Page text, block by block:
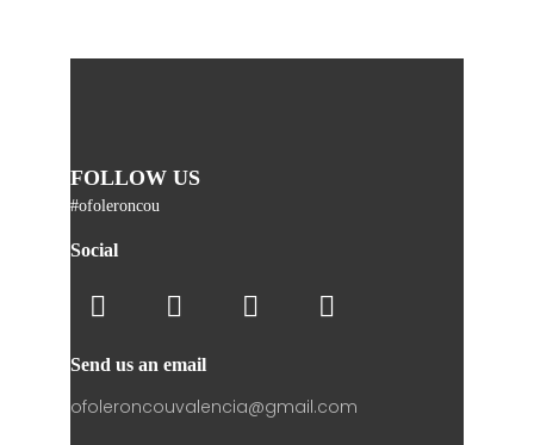
FOLLOW US
#ofoleroncou
Social
Send us an email
ofoleroncouvalencia@gmail.com